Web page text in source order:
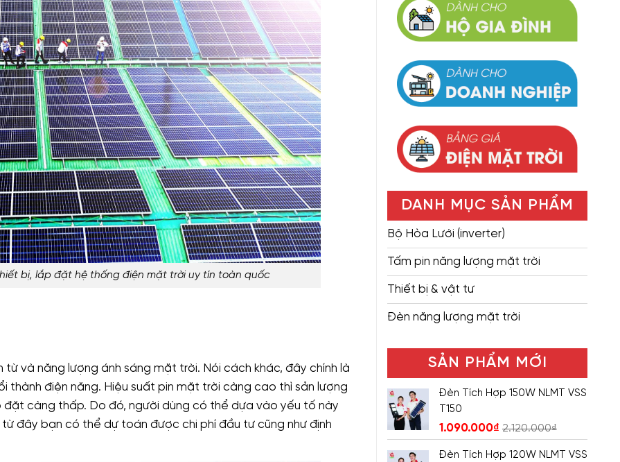
bị, lắp đặt hệ thống điện mặt trời uy tín toàn quốc
và năng lượng ánh sáng mặt trời. Nói cách khác, đây chính là
thành điện năng. Hiệu suất pin mặt trời càng cao thì sản lượng
càng thấp. Do đó, người dùng có thể dựa vào yếu tố này
đây bạn có thể dự toán được chi phí đầu tư cũng như định
DANH MỤC SẢN PHẨM
Bộ Hòa Lưới (inverter)
Tấm pin năng lượng mặt trời
Thiết bị & vật tư
Đèn năng lượng mặt trời
SẢN PHẨM MỚI
Đèn Tích Hợp 150W NLMT VSS
T150
1.090.000₫ 2.120.000₫
Đèn Tích Hợp 120W NLMT VSS